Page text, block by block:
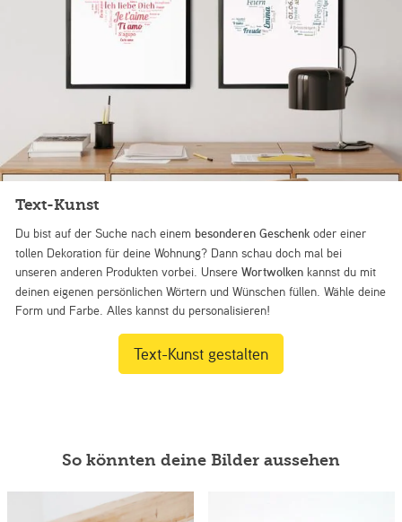
Text-Kunst
Du bist auf der Suche nach einem besonderen Geschenk oder einer
tollen Dekoration für deine Wohnung? Dann schau doch mal bei
unseren anderen Produkten vorbei. UnsereWortwolken kannst du mit
deinen eigenen persönlichen Wörtern und Wünschen füllen. Wähle deine
Form und Farbe. Alles kannst du personalisieren!
Text-Kunst gestalten
So könnten deine Bilder aussehen